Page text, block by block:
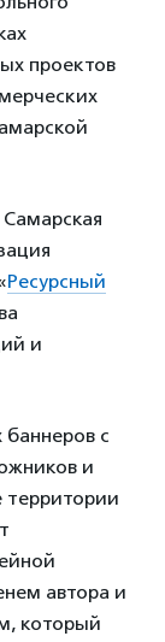
проектов
Ресурсный
и
баннеров с
и
территории
автора и
который